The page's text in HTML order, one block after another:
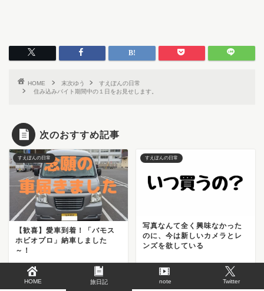
HOME 末次ゆう
すえぽんの日常
住み込みバイト期間中の１日をお見せします。
次のおすすめ記事
すえぽんの日常
【歓喜】愛車到着！「バモス
ホビオプロ」納車しました
～！
2019-02-10
すえぽんの日常
写真なんて全く興味なかった
のに、今は新しいカメラとレ
ンズを欲している
2018-07-04
HOME 旅日記 note Twitter